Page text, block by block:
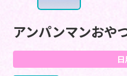
アンパンマンおや